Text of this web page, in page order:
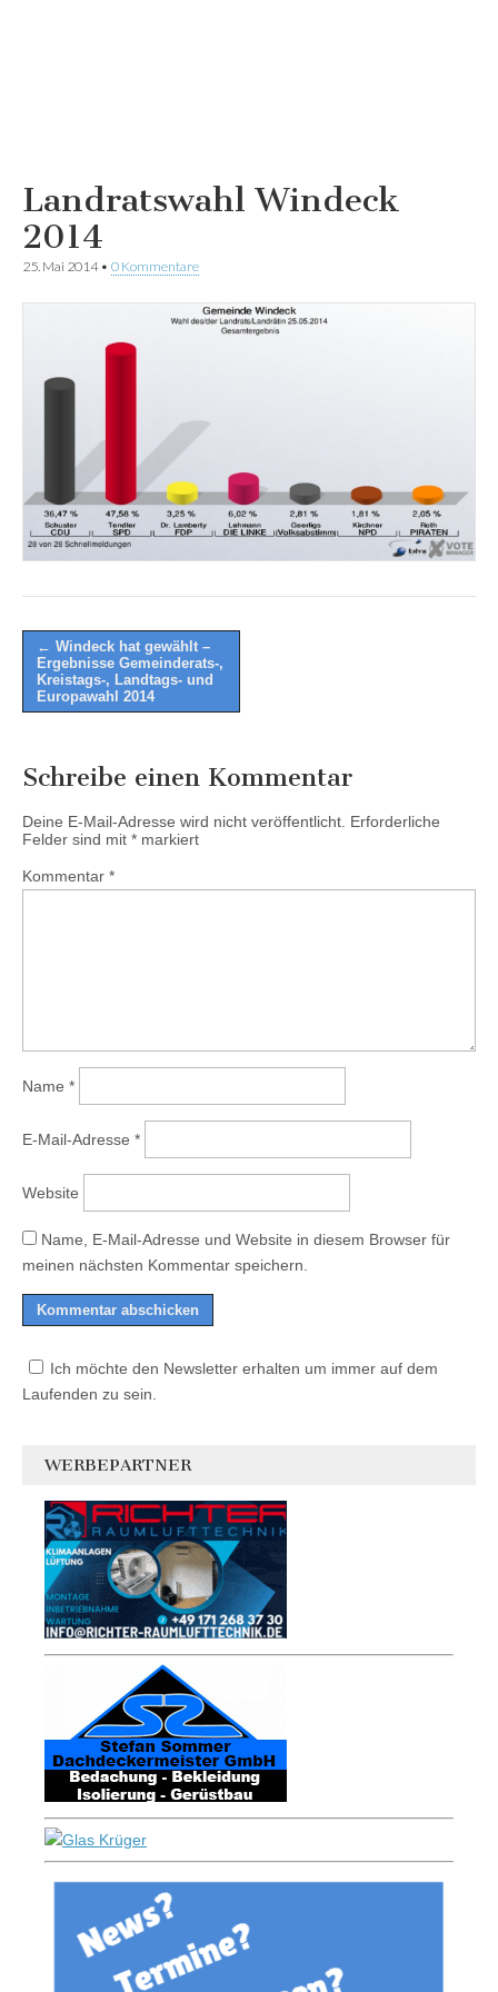
Landratswahl Windeck
2014
25. Mai 2014• 0 Kommentare
Post
navigation
← Windeck hat gewählt –
Ergebnisse Gemeinderats-,
Kreistags-, Landtags- und
Europawahl 2014
Schreibe einen Kommentar
Deine E-Mail-Adresse wird nicht veröffentlicht. Erforderliche
Felder sind mit * markiert
Kommentar *
Name *
E-Mail-Adresse *
Website
Name, E-Mail-Adresse und Website in diesem Browser für
meinen nächsten Kommentar speichern.
Ich möchte den Newsletter erhalten um immer auf dem
Laufenden zu sein.
WERBEPARTNER